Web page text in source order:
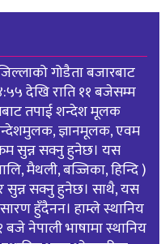
गोडैता बजारबाट
देखि राति ११ बजेसम्म
तपाई शन्देश मूलक
शन्देशमुलक, ज्ञानमूलक, एवम
सुन्न सक्नु हुनेछ। यस
मैथली, बज्जिका, हिन्दि )
सुन्न सक्नु हुनेछ। साथै, यस
हुँदैनन। हाम्ले स्थानिय
नेपाली भाषामा स्थानिय